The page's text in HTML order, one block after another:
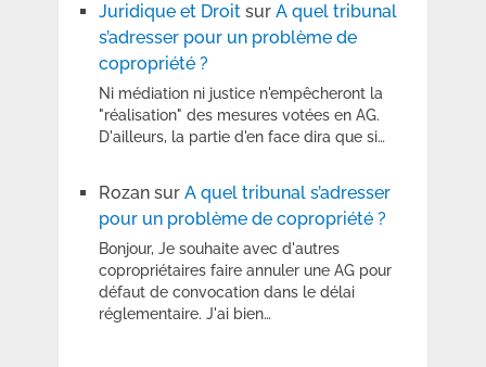
Juridique et Droitsur A quel tribunal
s’adresser pour un problème de
copropriété ?
Ni médiation ni justice n'empêcheront la
"réalisation" des mesures votées en AG.
D'ailleurs, la partie d'en face dira que si…
Rozansur A quel tribunal s’adresser
pour un problème de copropriété ?
Bonjour, Je souhaite avec d'autres
copropriétaires faire annuler une AG pour
défaut de convocation dans le délai
réglementaire. J'ai bien…